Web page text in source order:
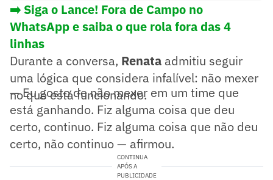
➡️ Siga o Lance! Fora de Campo no
WhatsApp e saiba o que rola fora das 4
linhas
Durante a conversa, Renata admitiu seguir
uma lógica que considera infalível: não mexer
no que está funcionando.
— Eu gosto de não mexer em um time que
está ganhando. Fiz alguma coisa que deu
certo, continuo. Fiz alguma coisa que não deu
certo, não continuo — afirmou.
CONTINUA
APÓS A
PUBLICIDADE